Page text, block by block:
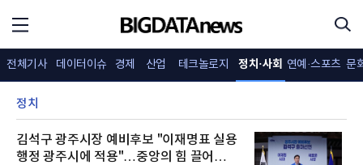
전체기사 데이터이슈 경제 산업 테크놀로지 정치·사회 연예·스포츠 문
정치
김석구 광주시장 예비후보 "이재명표 실용
행정 광주시에 적용"…중앙의 힘 끌어와